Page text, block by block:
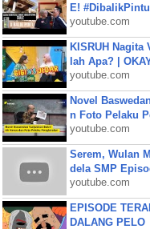
E! #DibalikPintu
youtube.com
KISRUH Nagita
lah Apa? |
youtube.com
Novel
n Foto Pelaku
youtube.com
Serem, Wulan
dela SMP
youtube.com
EPISODE
DALANG PELO